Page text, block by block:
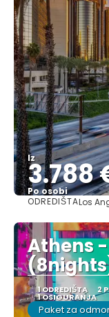
Iz
3.788
Po osobi
ODREDIŠTALos
Athens
1 ODREDIŠTA 2
1 OSIGURANJA
Paket za